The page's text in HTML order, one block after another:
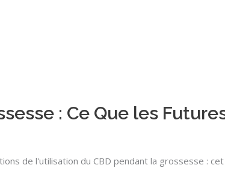
: Ce Que les
de l'utilisation du CBD pendant la grossesse :